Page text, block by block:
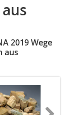
2019 Wege
aus